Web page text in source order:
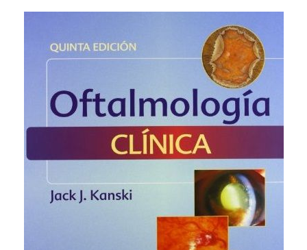
Legislación
Canal ético
Formación
Archivo de formación
Eventos COORM
EL COORM EN EL OPTOM 2024